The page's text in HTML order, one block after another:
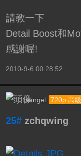
請教一下
Detail Boost和
感謝喔!
2010-9-6 00:28:52
rsangel 720p 高級
25# zchqwing